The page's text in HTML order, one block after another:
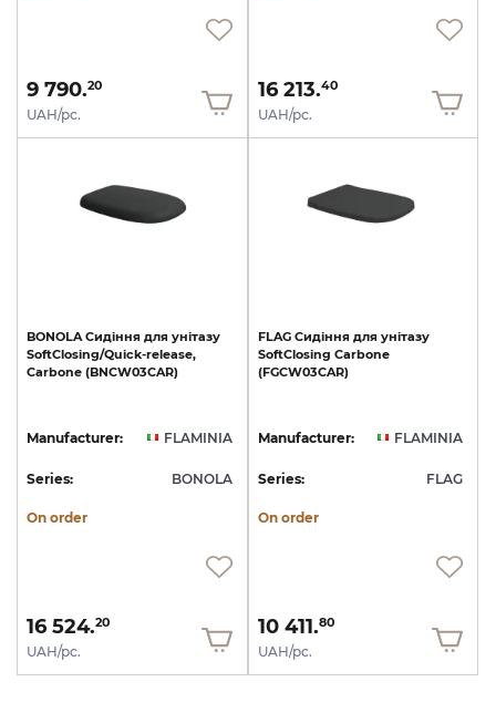
9 790.20
UAH/pc.
16 213.40
UAH/pc.
BONOLA Сидіння для унітазу
SoftClosing/Quick-release,
Carbone (BNCW03CAR)
Manufacturer: FLAMINIA
Series: BONOLA
On order
16 524.20
UAH/pc.
FLAG Сидіння для унітазу
SoftClosing Carbone
(FGCW03CAR)
Manufacturer: FLAMINIA
Series: FLAG
On order
10 411.80
UAH/pc.